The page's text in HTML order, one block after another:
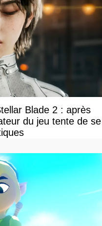
Blade 2 : après
du jeu tente de se